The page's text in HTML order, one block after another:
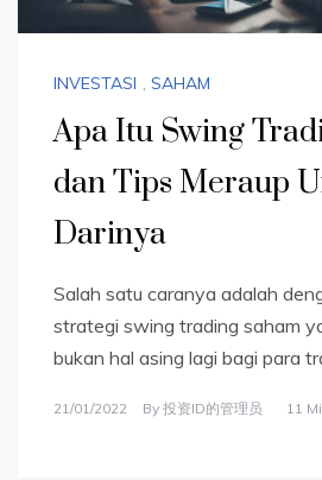
INVESTASI , SAHAM
Apa Itu Swing
dan Tips Meraup
Darinya
Salah satu caranya adalah
strategi swing trading saham
bukan hal asing lagi bagi para
21/01/2022 By 投资ID的管理员 11